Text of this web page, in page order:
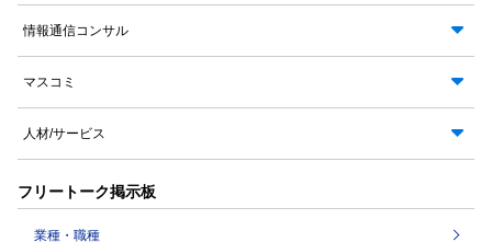
情報通信コンサル
マスコミ
人材/サービス
フリートーク掲示板
業種・職種